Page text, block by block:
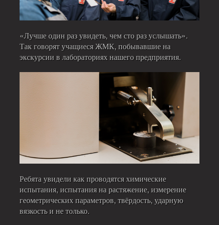
«Лучше один раз увидеть, чем сто раз услышать».
Так говорят учащиеся ЖМК, побывавшие на
экскурсии в лабораториях нашего предприятия.
Ребята увидели как проводятся химические
испытания, испытания на растяжение, измерение
геометрических параметров, твёрдость, ударную
вязкость и не только.